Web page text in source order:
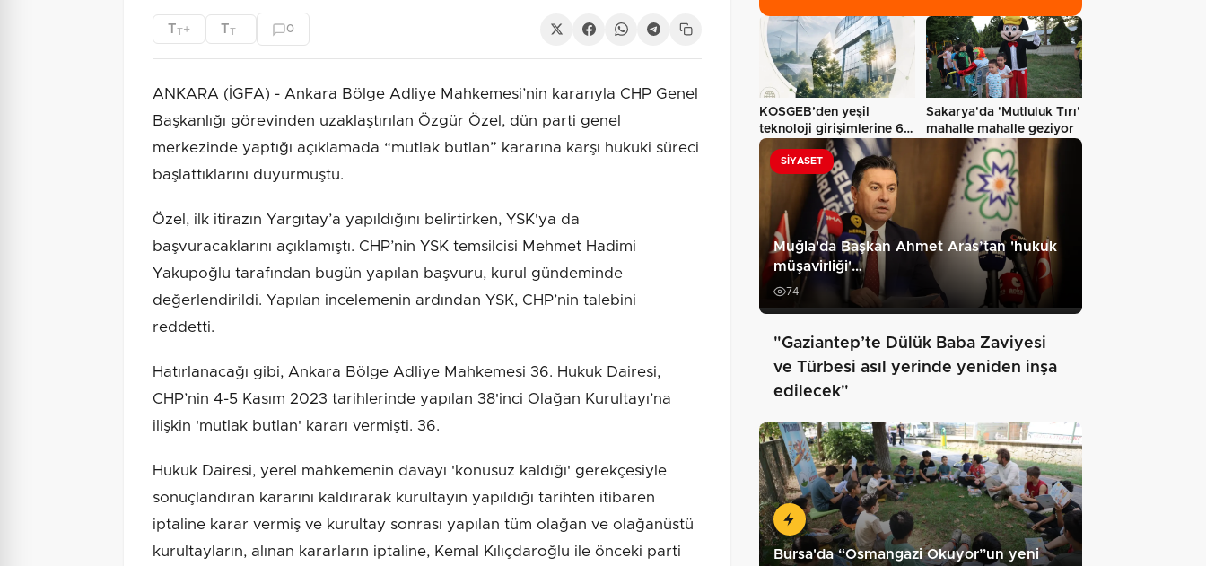
TT+ TT - 0
ANKARA (İGFA) - Ankara Bölge Adliye Mahkemesi’nin kararıyla CHP Genel
Başkanlığı görevinden uzaklaştırılan Özgür Özel, dün parti genel
merkezinde yaptığı açıklamada “mutlak butlan” kararına karşı hukuki süreci
başlattıklarını duyurmuştu.
Özel, ilk itirazın Yargıtay’a yapıldığını belirtirken, YSK'ya da
başvuracaklarını açıklamıştı. CHP’nin YSK temsilcisi Mehmet Hadimi
Yakupoğlu tarafından bugün yapılan başvuru, kurul gündeminde
değerlendirildi. Yapılan incelemenin ardından YSK, CHP’nin talebini
reddetti.
Hatırlanacağı gibi, Ankara Bölge Adliye Mahkemesi 36. Hukuk Dairesi,
CHP’nin 4-5 Kasım 2023 tarihlerinde yapılan 38'inci Olağan Kurultayı’na
ilişkin 'mutlak butlan' kararı vermişti. 36.
Hukuk Dairesi, yerel mahkemenin davayı 'konusuz kaldığı' gerekçesiyle
sonuçlandıran kararını kaldırarak kurultayın yapıldığı tarihten itibaren
iptaline karar vermiş ve kurultay sonrası yapılan tüm olağan ve olağanüstü
kurultayların, alınan kararların iptaline, Kemal Kılıçdaroğlu ile önceki parti
KOSGEB’den yeşil
teknoloji girişimlerine 6,5
milyon…
Sakarya'da 'Mutluluk Tırı'
mahalle mahalle geziyor
SIYASET
Muğla'da Başkan Ahmet Aras’tan 'hukuk
müşavirliği'…
74
"Gaziantep’te Dülük Baba Zaviyesi
ve Türbesi asıl yerinde yeniden inşa
edilecek"
Bursa'da “Osmangazi Okuyor”un yeni